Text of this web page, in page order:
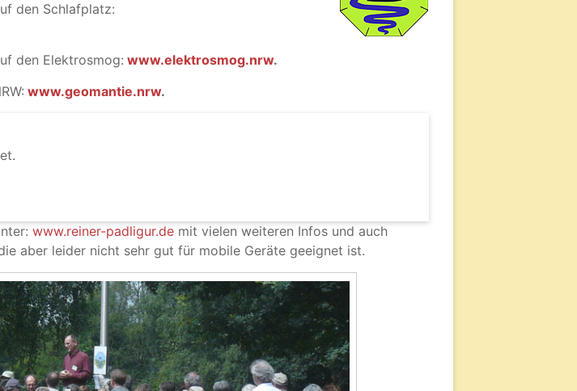
den Schlafplatz:
den Elektrosmog: www.elektrosmog.nrw.
www.geomantie.nrw.
www.reiner-padligur.de mit vielen weiteren Infos und auch
aber leider nicht sehr gut für mobile Geräte geeignet ist.